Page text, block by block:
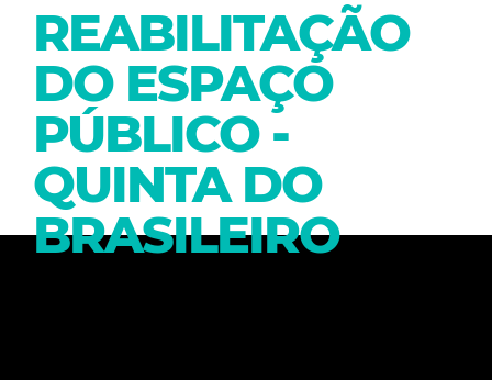
REABILITAÇÃO
DO ESPAÇO
PÚBLICO -
QUINTA DO
BRASILEIRO